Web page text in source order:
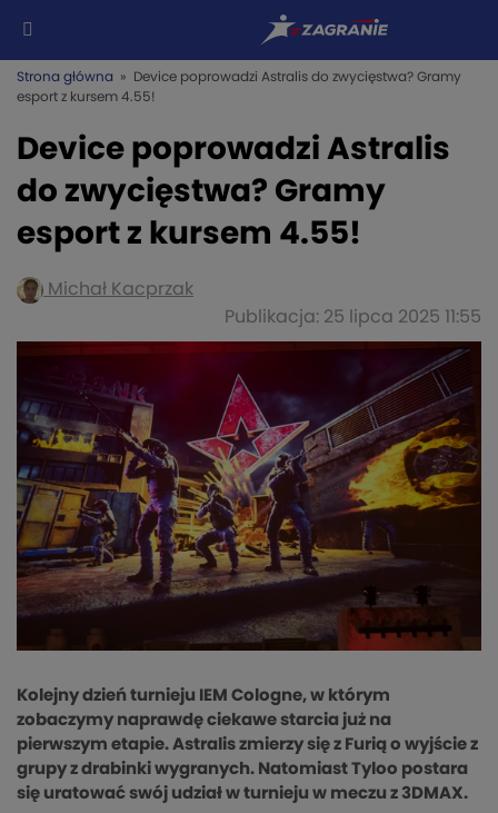
Strona główna » Device poprowadzi Astralis do zwycięstwa? Gramy
esport z kursem 4.55!
Device poprowadzi Astralis
do zwycięstwa? Gramy
esport z kursem 4.55!
Michał Kacprzak
Publikacja: 25 lipca 2025 11:55
Kolejny dzień turnieju IEM Cologne, w którym
zobaczymy naprawdę ciekawe starcia już na
pierwszym etapie. Astralis zmierzy się z Furią o wyjście z
grupy z drabinki wygranych. Natomiast Tyloo postara
się uratować swój udział w turnieju w meczu z 3DMAX.